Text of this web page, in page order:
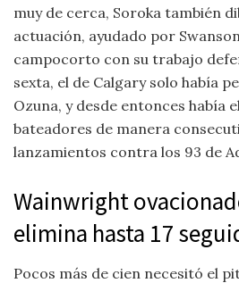
muy de cerca, Soroka también
actuación, ayudado por
campocorto con su trabajo
sexta, el de Calgary solo había
Ozuna, y desde entonces había
bateadores de manera
lanzamientos contra los 93 de
Wainwright
elimina hasta 17
Pocos más de cien necesitó el